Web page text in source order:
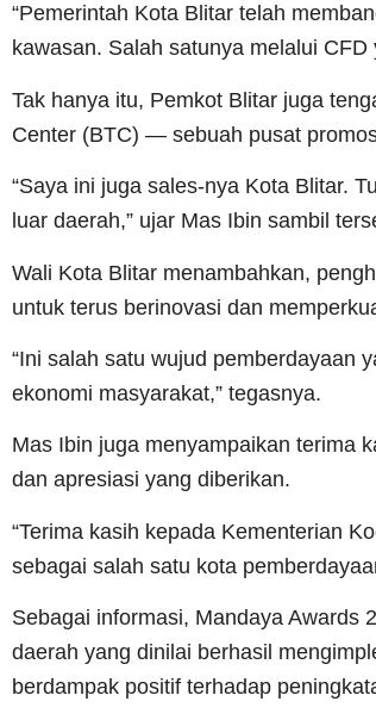
“Pemerintah Kota Blitar telah
kawasan. Salah satunya melalui
Tak hanya itu, Pemkot Blitar juga
Center (BTC) — sebuah pusat
“Saya ini juga sales-nya Kota Blitar.
luar daerah,” ujar Mas Ibin sambil
Wali Kota Blitar menambahkan,
untuk terus berinovasi dan
“Ini salah satu wujud pemberdayaan
ekonomi masyarakat,” tegasnya.
Mas Ibin juga menyampaikan terima
dan apresiasi yang diberikan.
“Terima kasih kepada Kementerian
sebagai salah satu kota
Sebagai informasi, Mandaya Awards
daerah yang dinilai berhasil
berdampak positif terhadap